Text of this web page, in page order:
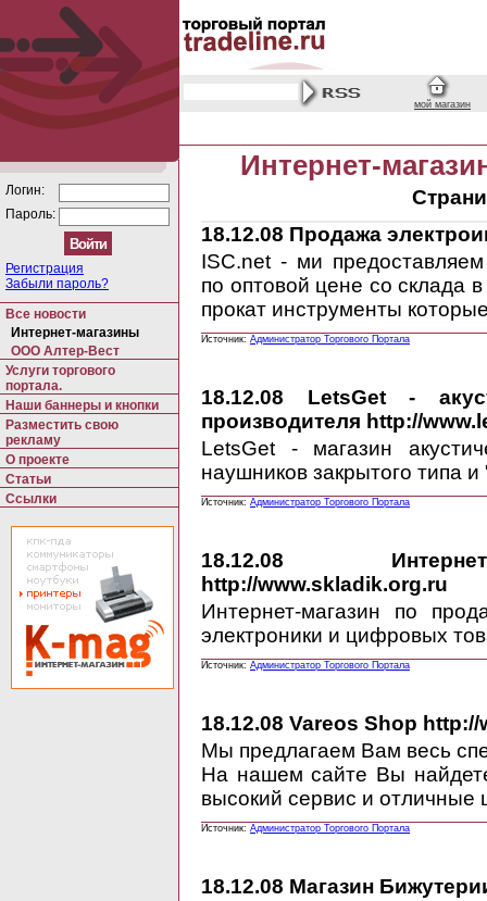
мой магазин
Логин:
Пароль:
Регистрация
Забыли пароль?
Все новости
Интернет-магазины
ООО Алтер-Вест
Услуги торгового
портала.
Наши баннеры и кнопки
Разместить свою
рекламу
О проекте
Статьи
Ссылки
Интернет-
18.12.08 Продажа
ISC.net - ми
по оптовой цене со склада
прокат инструменты
Источник: Администратор Торгового Портала
18.12.08 LetsGet -
производителя http://
LetsGet - магазин
наушников закрытого типа
Источник: Администратор Торгового Портала
18.12.08 Интернет-
http://www.skladik.org.ru
Интернет-магазин по
электроники и цифровых
Источник: Администратор Торгового Портала
18.12.08 Vareos Shop
Мы предлагаем Вам весь
На нашем сайте Вы
высокий сервис и отличные
Источник: Администратор Торгового Портала
18.12.08 Магазин